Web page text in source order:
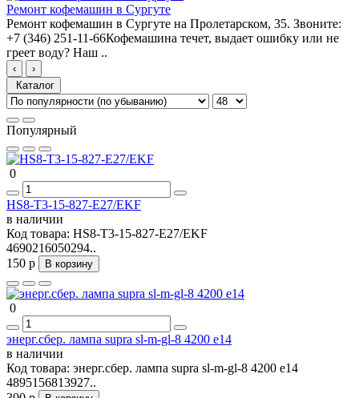
Ремонт кофемашин в Сургуте
Ремонт кофемашин в Сургуте на Пролетарском, 35. Звоните:
+7 (346) 251-11-66Кофемашина течет, выдает ошибку или не
греет воду? Наш ..
‹
›
Каталог
Популярный
0
HS8-T3-15-827-E27/EKF
в наличии
Код товара: HS8-T3-15-827-E27/EKF
4690216050294..
150 р
В корзину
0
энерг.сбер. лампа supra sl-m-gl-8 4200 e14
в наличии
Код товара: энерг.сбер. лампа supra sl-m-gl-8 4200 e14
4895156813927..